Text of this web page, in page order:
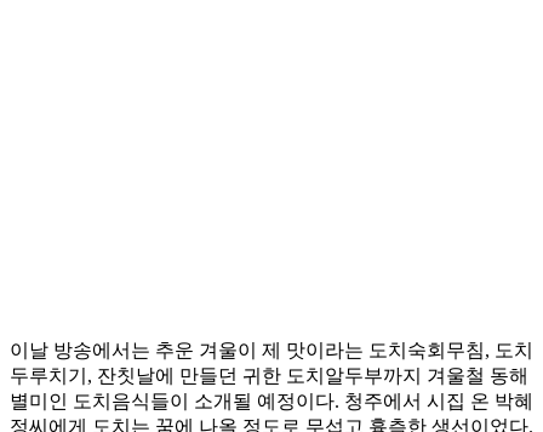
이날 방송에서는 추운 겨울이 제 맛이라는 도치숙회무침, 도치
두루치기, 잔칫날에 만들던 귀한 도치알두부까지 겨울철 동해
별미인 도치음식들이 소개될 예정이다. 청주에서 시집 온 박혜
정씨에게 도치는 꿈에 나올 정도로 무섭고 흉측한 생선이었다.